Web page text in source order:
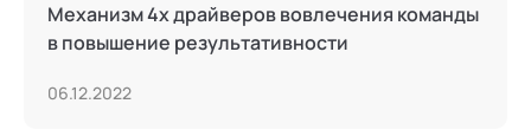
Механизм 4х драйверов вовлечения команды
в повышение результативности
06.12.2022